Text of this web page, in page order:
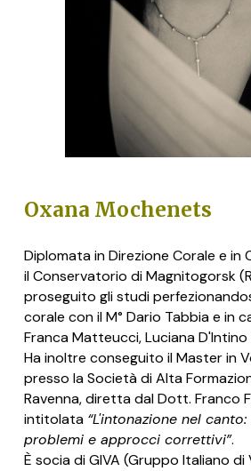
Oxana Mochenets
Diplomata in Direzione Corale e in
il Conservatorio di Magnitogorsk
proseguito gli studi
corale con il M° Dario Tabbia e in
Franca Matteucci, Luciana D'Intino
Ha inoltre conseguito il Master in
presso la Società di Alta
Ravenna, diretta dal Dott. Franco
intitolata “L'intonazione nel
problemi e approcci correttivi”.
È socia di GIVA (Gruppo Italiano